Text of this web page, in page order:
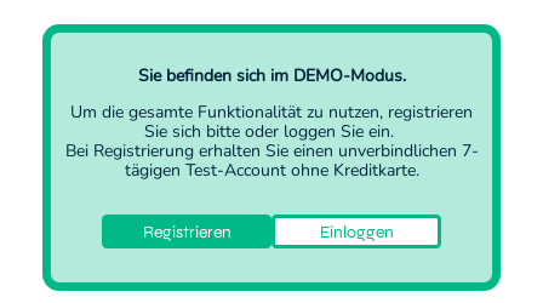
Danach werden sich die Chancen für kühlere
verschieben.EUROPAEine weitere Hitzewelle wird…
Sie befinden sich im DEMO-Modus.
Um die gesamte Funktionalität zu nutzen, registrieren
Sie sich bitte oder loggen Sie ein.
Bei Registrierung erhalten Sie einen unverbindlichen 7-
tägigen Test-Account ohne Kreditkarte.
Registrieren Einloggen